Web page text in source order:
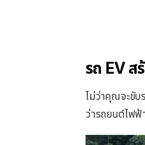
รถ EV ส
ไม่ว่าคุณจะขับ
ว่ารถยนต์ไฟ